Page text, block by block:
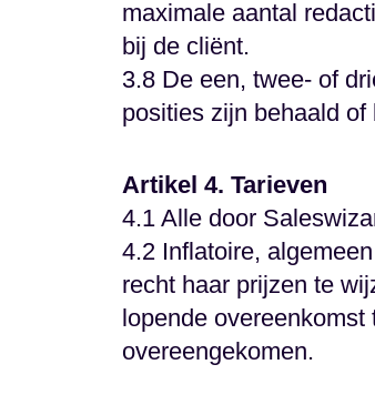
maximale aantal
bij de cliënt.
3.8 De een, twee- of
posities zijn behaald
Artikel 4. Tarieven
4.1 Alle door
4.2 Inflatoire,
recht haar prijzen te
lopende
overeengekomen.